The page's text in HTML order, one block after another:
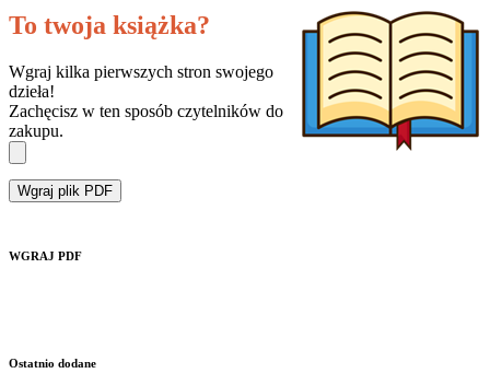
To twoja książka?
Wgraj kilka pierwszych stron swojego
dzieła!
Zachęcisz w ten sposób czytelników do
zakupu.
Wgraj plik PDF
WGRAJ PDF
Ostatnio dodane